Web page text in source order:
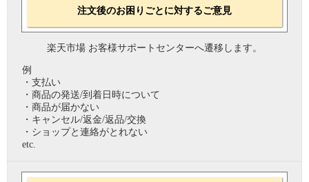
注文後のお困りごとに対するご意見
楽天市場 お客様サポートセンターへ遷移します。
例
・支払い
・商品の発送/到着日時について
・商品が届かない
・キャンセル/返金/返品/交換
・ショップと連絡がとれない
etc.